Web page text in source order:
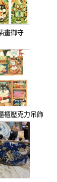
畫御守
櫃壓克力吊飾